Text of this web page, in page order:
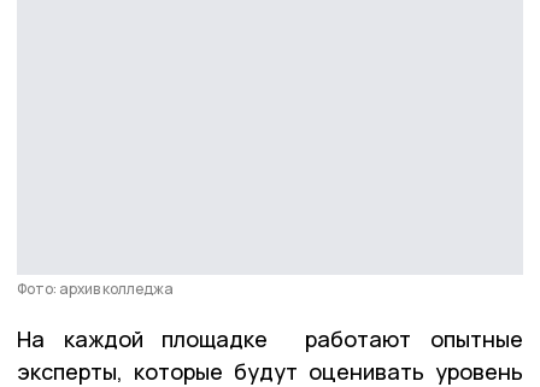
Фото: архив колледжа
На каждой площадке работают опытные
эксперты, которые будут оценивать уровень